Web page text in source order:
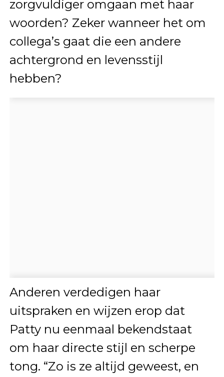
zorgvuldiger omgaan met haar
woorden? Zeker wanneer het om
collega’s gaat die een andere
achtergrond en levensstijl
hebben?
Anderen verdedigen haar
uitspraken en wijzen erop dat
Patty nu eenmaal bekendstaat
om haar directe stijl en scherpe
tong. “Zo is ze altijd geweest, en